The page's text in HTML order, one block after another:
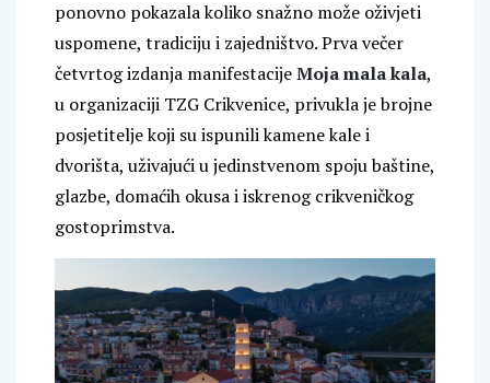
ponovno pokazala koliko snažno može oživjeti
uspomene, tradiciju i zajedništvo. Prva večer
četvrtog izdanja manifestacijeMoja mala kala,
u organizaciji TZG Crikvenice, privukla je brojne
posjetitelje koji su ispunili kamene kale i
dvorišta, uživajući u jedinstvenom spoju baštine,
glazbe, domaćih okusa i iskrenog crikveničkog
gostoprimstva.